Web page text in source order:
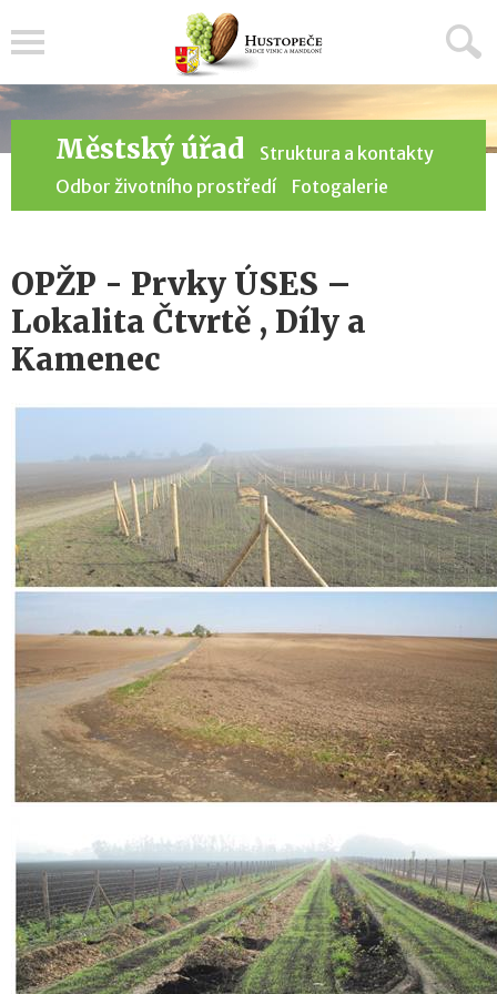
Městský úřad
Struktura a kontakty
Odbor životního prostředí
Fotogalerie
OPŽP - Prvky ÚSES –
Lokalita Čtvrtě , Díly a
Kamenec